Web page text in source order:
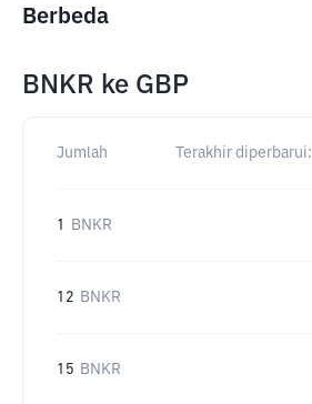
Berbeda
BNKR ke GBP
Jumlah Terakhir diperbarui:
1 BNKR
12 BNKR
15 BNKR